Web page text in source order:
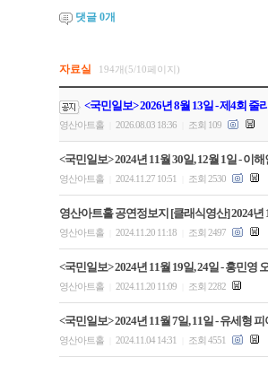
댓글 0개
자료실 194개(5/10페이지)
<국민일보> 2026년 8월 13일 - 제4회
영산아트홀 2026.08.03 18:36 조회 109
<국민일보> 2024년 11월 30일, 12월 1일 - 이
영산아트홀 2024.11.27 10:51 조회 2530
영산아트홀 공연정보지 [클래식영산] 2024년
영산아트홀 2024.11.20 11:18 조회 2497
<국민일보> 2024년 11월 19일, 24일 - 홍민
영산아트홀 2024.11.20 11:09 조회 2282
<국민일보> 2024년 11월 7일, 11일 - 유세형
영산아트홀 2024.11.04 14:31 조회 4551